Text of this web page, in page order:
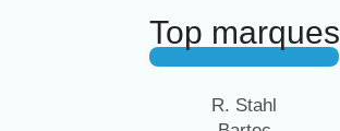
Top marques
R. Stahl